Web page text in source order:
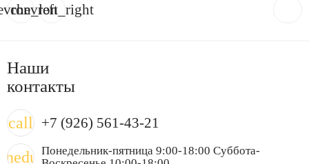
chevron_right
Наши
контакты
call +7 (926) 561-43-21
Понедельник-пятница 9:00-18:00 Суббота-